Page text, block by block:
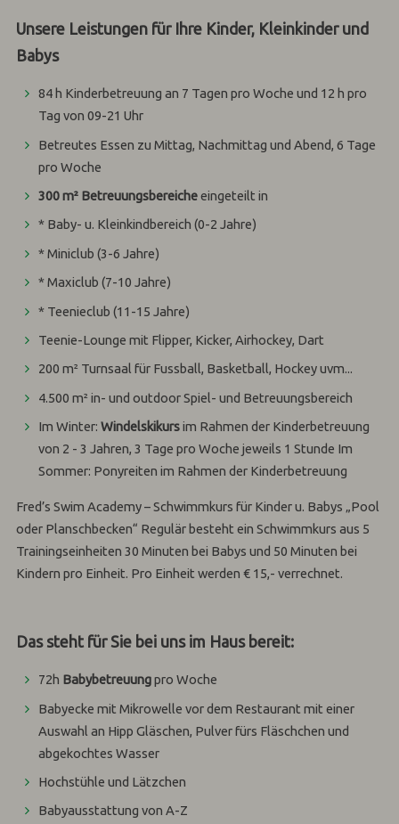
Unsere Leistungen für Ihre Kinder, Kleinkinder und
Babys
84 h Kinderbetreuung an 7 Tagen pro Woche und 12 h pro
Tag von 09-21 Uhr
Betreutes Essen zu Mittag, Nachmittag und Abend, 6 Tage
pro Woche
300 m² Betreuungsbereicheeingeteilt in
* Baby- u. Kleinkindbereich (0-2 Jahre)
* Miniclub (3-6 Jahre)
* Maxiclub (7-10 Jahre)
* Teenieclub (11-15 Jahre)
Teenie-Lounge mit Flipper, Kicker, Airhockey, Dart
200 m² Turnsaal für Fussball, Basketball, Hockey uvm...
4.500 m² in- und outdoor Spiel- und Betreuungsbereich
Im Winter:Windelskikursim Rahmen der Kinderbetreuung
von 2 - 3 Jahren, 3 Tage pro Woche jeweils 1 Stunde Im
Sommer: Ponyreiten im Rahmen der Kinderbetreuung
Fred’s Swim Academy – Schwimmkurs für Kinder u. Babys „Pool
oder Planschbecken“ Regulär besteht ein Schwimmkurs aus 5
Trainingseinheiten 30 Minuten bei Babys und 50 Minuten bei
Kindern pro Einheit. Pro Einheit werden € 15,- verrechnet.
Das steht für Sie bei uns im Haus bereit:
72h Babybetreuungpro Woche
Babyecke mit Mikrowelle vor dem Restaurant mit einer
Auswahl an Hipp Gläschen, Pulver fürs Fläschchen und
abgekochtes Wasser
Hochstühle und Lätzchen
Babyausstattung von A-Z